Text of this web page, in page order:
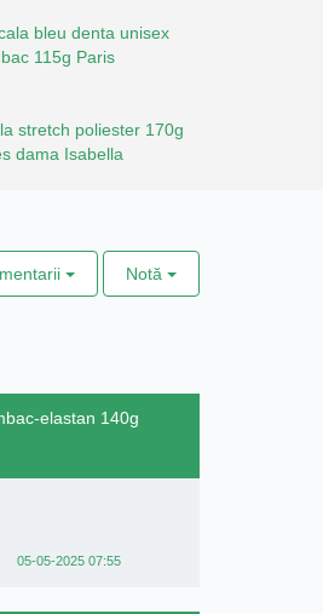
bleu denta unisex
115g Paris
stretch poliester 170g
dama Isabella
Notă
elastan 140g
05-05-2025 07:55